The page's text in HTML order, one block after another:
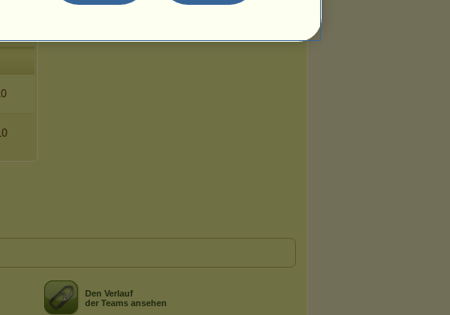
Den Verlauf
der Teams ansehen